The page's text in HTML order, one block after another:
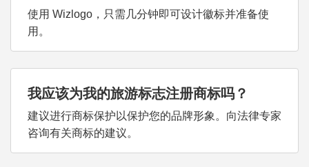
使用 Wizlogo，只需几分钟即可设计徽标并准备使
用。
我应该为我的旅游标志注册商标吗？
建议进行商标保护以保护您的品牌形象。向法律专家
咨询有关商标的建议。